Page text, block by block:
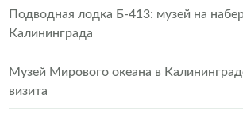
Подводная лодка Б-413: музей на
Калининграда
Музей Мирового океана в
визита